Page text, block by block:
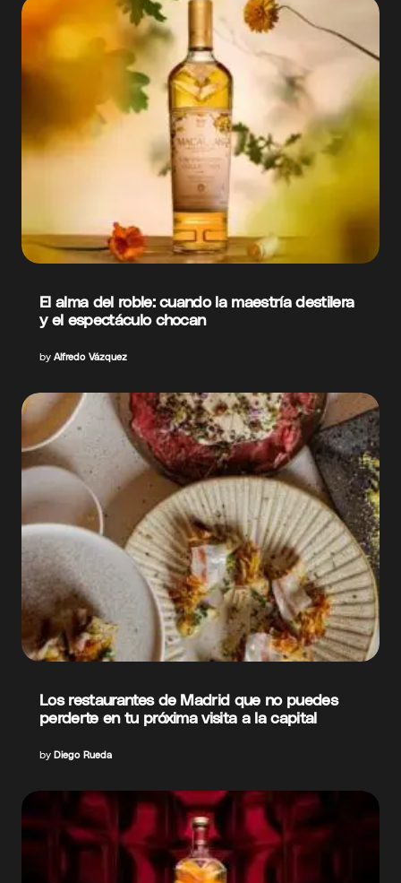
El alma del roble: cuando la maestría destilera
y el espectáculo chocan
by Alfredo Vázquez
Los restaurantes de Madrid que no puedes
perderte en tu próxima visita a la capital
by Diego Rueda